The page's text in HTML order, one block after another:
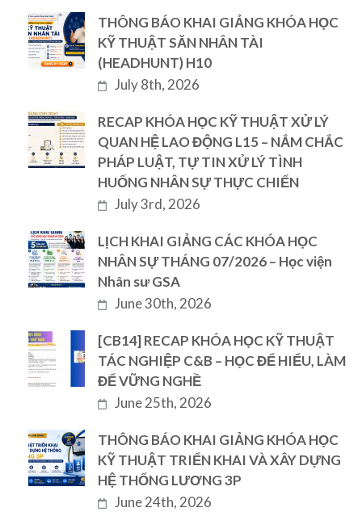
THÔNG BÁO KHAI GIẢNG KHÓA HỌC
KỸ THUẬT SĂN NHÂN TÀI
(HEADHUNT) H10
July 8th, 2026
RECAP KHÓA HỌC KỸ THUẬT XỬ LÝ
QUAN HỆ LAO ĐỘNG L15 – NẮM CHẮC
PHÁP LUẬT, TỰ TIN XỬ LÝ TÌNH
HUỐNG NHÂN SỰ THỰC CHIẾN
July 3rd, 2026
LỊCH KHAI GIẢNG CÁC KHÓA HỌC
NHÂN SỰ THÁNG 07/2026 – Học viện
Nhân sư GSA
June 30th, 2026
[CB14] RECAP KHÓA HỌC KỸ THUẬT
TÁC NGHIỆP C&B – HỌC ĐỂ HIỂU, LÀM
ĐỂ VỮNG NGHỀ
June 25th, 2026
THÔNG BÁO KHAI GIẢNG KHÓA HỌC
KỸ THUẬT TRIỂN KHAI VÀ XÂY DỰNG
HỆ THỐNG LƯƠNG 3P
June 24th, 2026